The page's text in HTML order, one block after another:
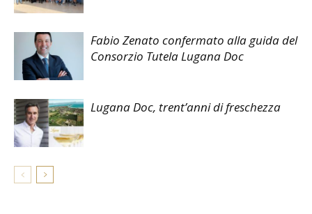
Fabio Zenato confermato alla guida del
Consorzio Tutela Lugana Doc
Lugana Doc, trent’anni di freschezza